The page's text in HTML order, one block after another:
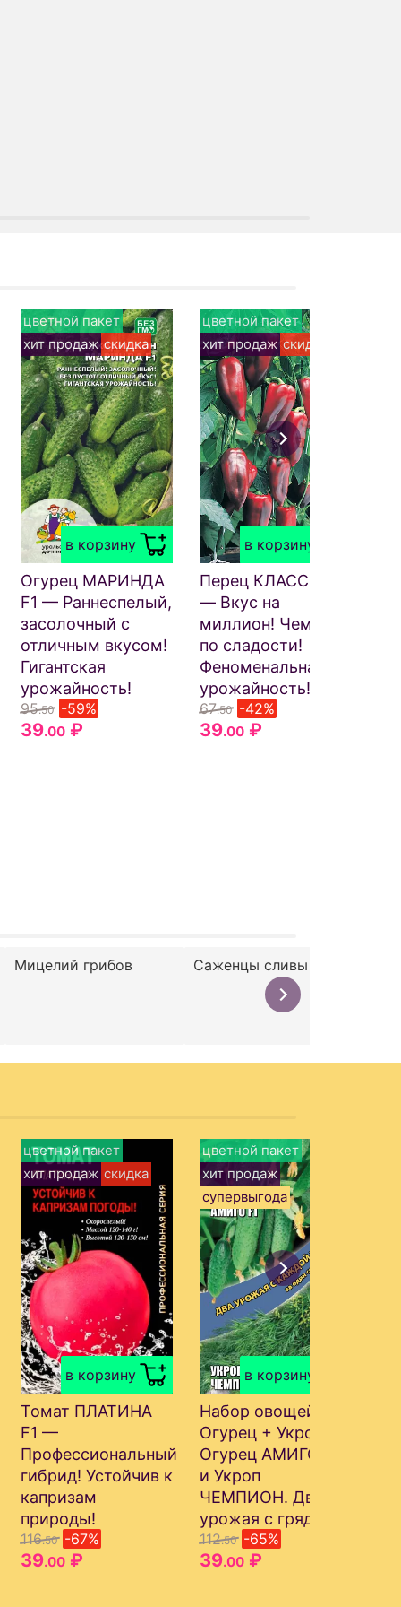
в корзину
цветной пакет
хит продаж скидка
Огурец МАРИНДА
F1 — Раннеспелый,
засолочный с
отличным вкусом!
Гигантская
урожайность!
95.50 -59%
39.00 ₽
в корзину
цветной пакет
хит продаж скидка
Перец КЛАССИКА
— Вкус на
миллион! Чемпион
по сладости!
Феноменальная
урожайность!
67.50 -42%
39.00 ₽
Мицелий грибов Саженцы сливы
в корзину
цветной пакет
хит продаж скидка
Томат ПЛАТИНА
F1 —
Профессиональный
гибрид! Устойчив к
капризам
природы!
116.50 -67%
39.00 ₽
в корзину
цветной пакет
хит продаж
супервыгода
Набор овощей
Огурец + Укроп —
Огурец АМИГО F1
и Укроп
ЧЕМПИОН. Два
урожая с грядки!
112.50 -65%
39.00 ₽